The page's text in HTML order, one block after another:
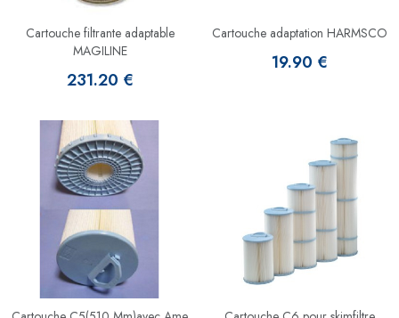
Cartouche filtrante adaptable
MAGILINE
231.20 €
Cartouche adaptation HARMSCO
19.90 €